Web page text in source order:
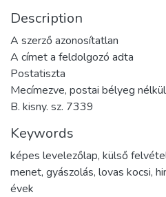
Description
A szerző azonosítatlan
A címet a feldolgozó adta
Postatiszta
Mecímezve, postai bélyeg nélkül
B. kisny. sz. 7339
Keywords
képes levelezőlap, külső
menet, gyászolás, lovas kocsi,
évek